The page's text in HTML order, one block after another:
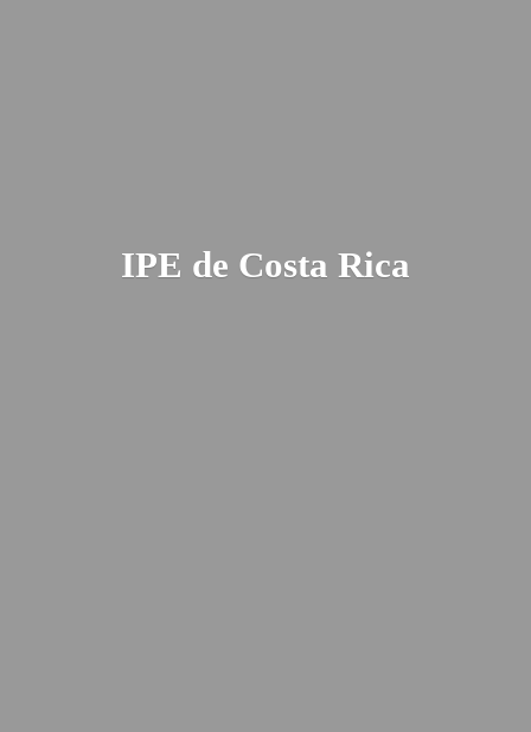
IPE de Costa Rica